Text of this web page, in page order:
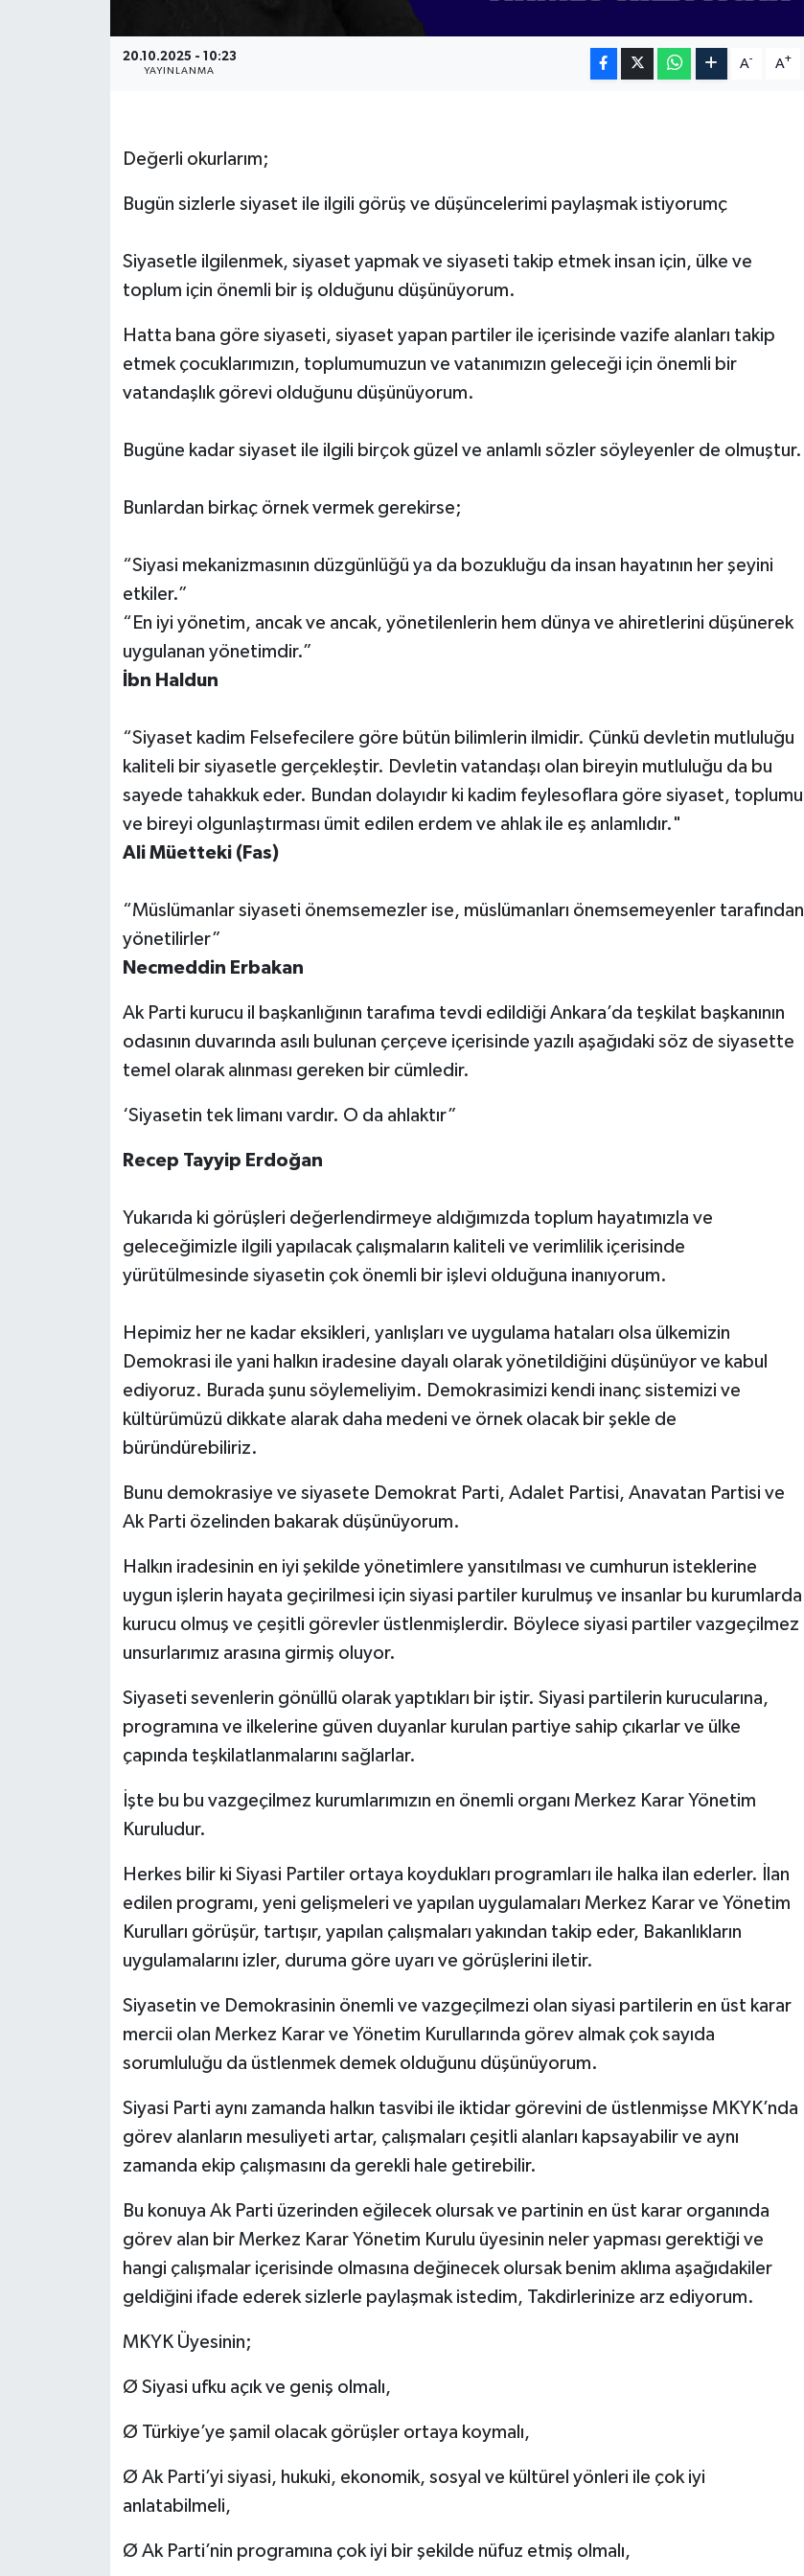
20.10.2025 - 10:23
YAYINLANMA
A- A+
Değerli okurlarım;
Bugün sizlerle siyaset ile ilgili görüş ve düşüncelerimi paylaşmak istiyorumç
Siyasetle ilgilenmek, siyaset yapmak ve siyaseti takip etmek insan için, ülke ve
toplum için önemli bir iş olduğunu düşünüyorum.
Hatta bana göre siyaseti, siyaset yapan partiler ile içerisinde vazife alanları takip
etmek çocuklarımızın, toplumumuzun ve vatanımızın geleceği için önemli bir
vatandaşlık görevi olduğunu düşünüyorum.
Bugüne kadar siyaset ile ilgili birçok güzel ve anlamlı sözler söyleyenler de olmuştur.
Bunlardan birkaç örnek vermek gerekirse;
“Siyasi mekanizmasının düzgünlüğü ya da bozukluğu da insan hayatının her şeyini
etkiler.”
“En iyi yönetim, ancak ve ancak, yönetilenlerin hem dünya ve ahiretlerini düşünerek
uygulanan yönetimdir.”
İbn Haldun
“Siyaset kadim Felsefecilere göre bütün bilimlerin ilmidir. Çünkü devletin mutluluğu
kaliteli bir siyasetle gerçekleştir. Devletin vatandaşı olan bireyin mutluluğu da bu
sayede tahakkuk eder. Bundan dolayıdır ki kadim feylesoflara göre siyaset, toplumu
ve bireyi olgunlaştırması ümit edilen erdem ve ahlak ile eş anlamlıdır."
Ali Müetteki (Fas)
“Müslümanlar siyaseti önemsemezler ise, müslümanları önemsemeyenler tarafından
yönetilirler”
Necmeddin Erbakan
Ak Parti kurucu il başkanlığının tarafıma tevdi edildiği Ankara’da teşkilat başkanının
odasının duvarında asılı bulunan çerçeve içerisinde yazılı aşağıdaki söz de siyasette
temel olarak alınması gereken bir cümledir.
‘Siyasetin tek limanı vardır. O da ahlaktır”
Recep Tayyip Erdoğan
Yukarıda ki görüşleri değerlendirmeye aldığımızda toplum hayatımızla ve
geleceğimizle ilgili yapılacak çalışmaların kaliteli ve verimlilik içerisinde
yürütülmesinde siyasetin çok önemli bir işlevi olduğuna inanıyorum.
Hepimiz her ne kadar eksikleri, yanlışları ve uygulama hataları olsa ülkemizin
Demokrasi ile yani halkın iradesine dayalı olarak yönetildiğini düşünüyor ve kabul
ediyoruz. Burada şunu söylemeliyim. Demokrasimizi kendi inanç sistemizi ve
kültürümüzü dikkate alarak daha medeni ve örnek olacak bir şekle de
büründürebiliriz.
Bunu demokrasiye ve siyasete Demokrat Parti, Adalet Partisi, Anavatan Partisi ve
Ak Parti özelinden bakarak düşünüyorum.
Halkın iradesinin en iyi şekilde yönetimlere yansıtılması ve cumhurun isteklerine
uygun işlerin hayata geçirilmesi için siyasi partiler kurulmuş ve insanlar bu kurumlarda
kurucu olmuş ve çeşitli görevler üstlenmişlerdir. Böylece siyasi partiler vazgeçilmez
unsurlarımız arasına girmiş oluyor.
Siyaseti sevenlerin gönüllü olarak yaptıkları bir iştir. Siyasi partilerin kurucularına,
programına ve ilkelerine güven duyanlar kurulan partiye sahip çıkarlar ve ülke
çapında teşkilatlanmalarını sağlarlar.
İşte bu bu vazgeçilmez kurumlarımızın en önemli organı Merkez Karar Yönetim
Kuruludur.
Herkes bilir ki Siyasi Partiler ortaya koydukları programları ile halka ilan ederler. İlan
edilen programı, yeni gelişmeleri ve yapılan uygulamaları Merkez Karar ve Yönetim
Kurulları görüşür, tartışır, yapılan çalışmaları yakından takip eder, Bakanlıkların
uygulamalarını izler, duruma göre uyarı ve görüşlerini iletir.
Siyasetin ve Demokrasinin önemli ve vazgeçilmezi olan siyasi partilerin en üst karar
mercii olan Merkez Karar ve Yönetim Kurullarında görev almak çok sayıda
sorumluluğu da üstlenmek demek olduğunu düşünüyorum.
Siyasi Parti aynı zamanda halkın tasvibi ile iktidar görevini de üstlenmişse MKYK’nda
görev alanların mesuliyeti artar, çalışmaları çeşitli alanları kapsayabilir ve aynı
zamanda ekip çalışmasını da gerekli hale getirebilir.
Bu konuya Ak Parti üzerinden eğilecek olursak ve partinin en üst karar organında
görev alan bir Merkez Karar Yönetim Kurulu üyesinin neler yapması gerektiği ve
hangi çalışmalar içerisinde olmasına değinecek olursak benim aklıma aşağıdakiler
geldiğini ifade ederek sizlerle paylaşmak istedim, Takdirlerinize arz ediyorum.
MKYK Üyesinin;
Ø Siyasi ufku açık ve geniş olmalı,
Ø Türkiye’ye şamil olacak görüşler ortaya koymalı,
Ø Ak Parti’yi siyasi, hukuki, ekonomik, sosyal ve kültürel yönleri ile çok iyi
anlatabilmeli,
Ø Ak Parti’nin programına çok iyi bir şekilde nüfuz etmiş olmalı,